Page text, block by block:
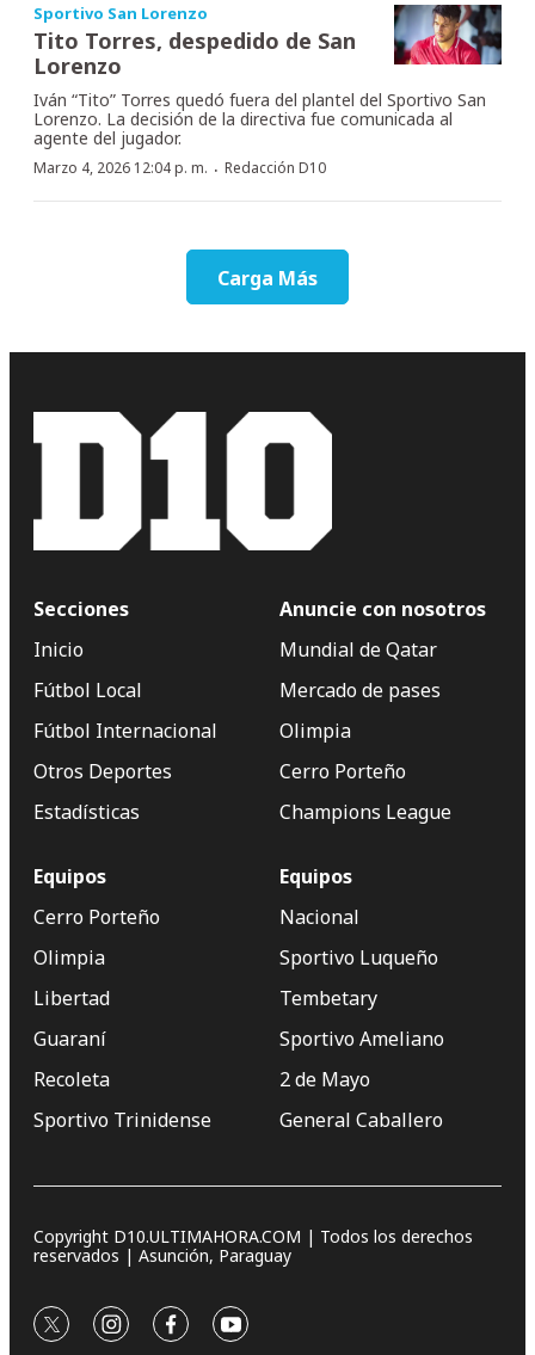
Sportivo San Lorenzo
Tito Torres, despedido de San
Lorenzo
Iván “Tito” Torres quedó fuera del plantel del Sportivo San
Lorenzo. La decisión de la directiva fue comunicada al
agente del jugador.
Marzo 4, 2026 12:04 p. m. · Redacción D10
Carga Más
Secciones
Inicio
Fútbol Local
Fútbol Internacional
Otros Deportes
Estadísticas
Anuncie con nosotros
Mundial de Qatar
Mercado de pases
Olimpia
Cerro Porteño
Champions League
Equipos
Cerro Porteño
Olimpia
Libertad
Guaraní
Recoleta
Sportivo Trinidense
Equipos
Nacional
Sportivo Luqueño
Tembetary
Sportivo Ameliano
2 de Mayo
General Caballero
Copyright D10.ULTIMAHORA.COM | Todos los derechos
reservados | Asunción, Paraguay
twitterinstagram
facebookyoutube